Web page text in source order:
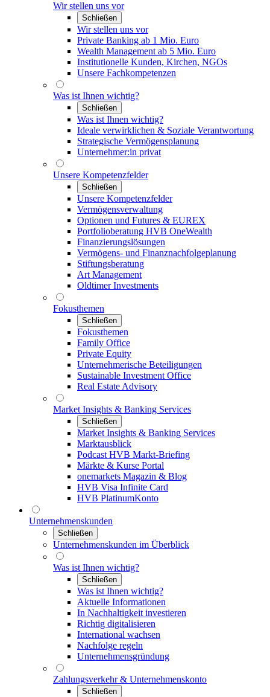
Wir stellen uns vor
Schließen
Wir stellen uns vor
Private Banking ab 1 Mio. Euro
Wealth Management ab 5 Mio. Euro
Institutionelle Kunden, Kirchen, NGOs
Unsere Fachkompetenzen
Was ist Ihnen wichtig?
Schließen
Was ist Ihnen wichtig?
Ideale verwirklichen & Soziale Verantwortung
Strategische Vermögensplanung
Unternehmer:in privat
Unsere Kompetenzfelder
Schließen
Unsere Kompetenzfelder
Vermögensverwaltung
Optionen und Futures & EUREX
Portfolioberatung HVB OneWealth
Finanzierungslösungen
Vermögens- und Finanznachfolgeplanung
Stiftungsberatung
Art Management
Oldtimer Investments
Fokusthemen
Schließen
Fokusthemen
Family Office
Private Equity
Unternehmerische Beteiligungen
Sustainable Investment Office
Real Estate Advisory
Market Insights & Banking Services
Schließen
Market Insights & Banking Services
Marktausblick
Podcast HVB Markt-Briefing
Märkte & Kurse Portal
onemarkets Magazin & Blog
HVB Visa Infinite Card
HVB PlatinumKonto
Unternehmenskunden
Schließen
Unternehmenskunden im Überblick
Was ist Ihnen wichtig?
Schließen
Was ist Ihnen wichtig?
Aktuelle Informationen
In Nachhaltigkeit investieren
Richtig digitalisieren
International wachsen
Nachfolge regeln
Unternehmensgründung
Zahlungsverkehr & Unternehmenskonto
Schließen